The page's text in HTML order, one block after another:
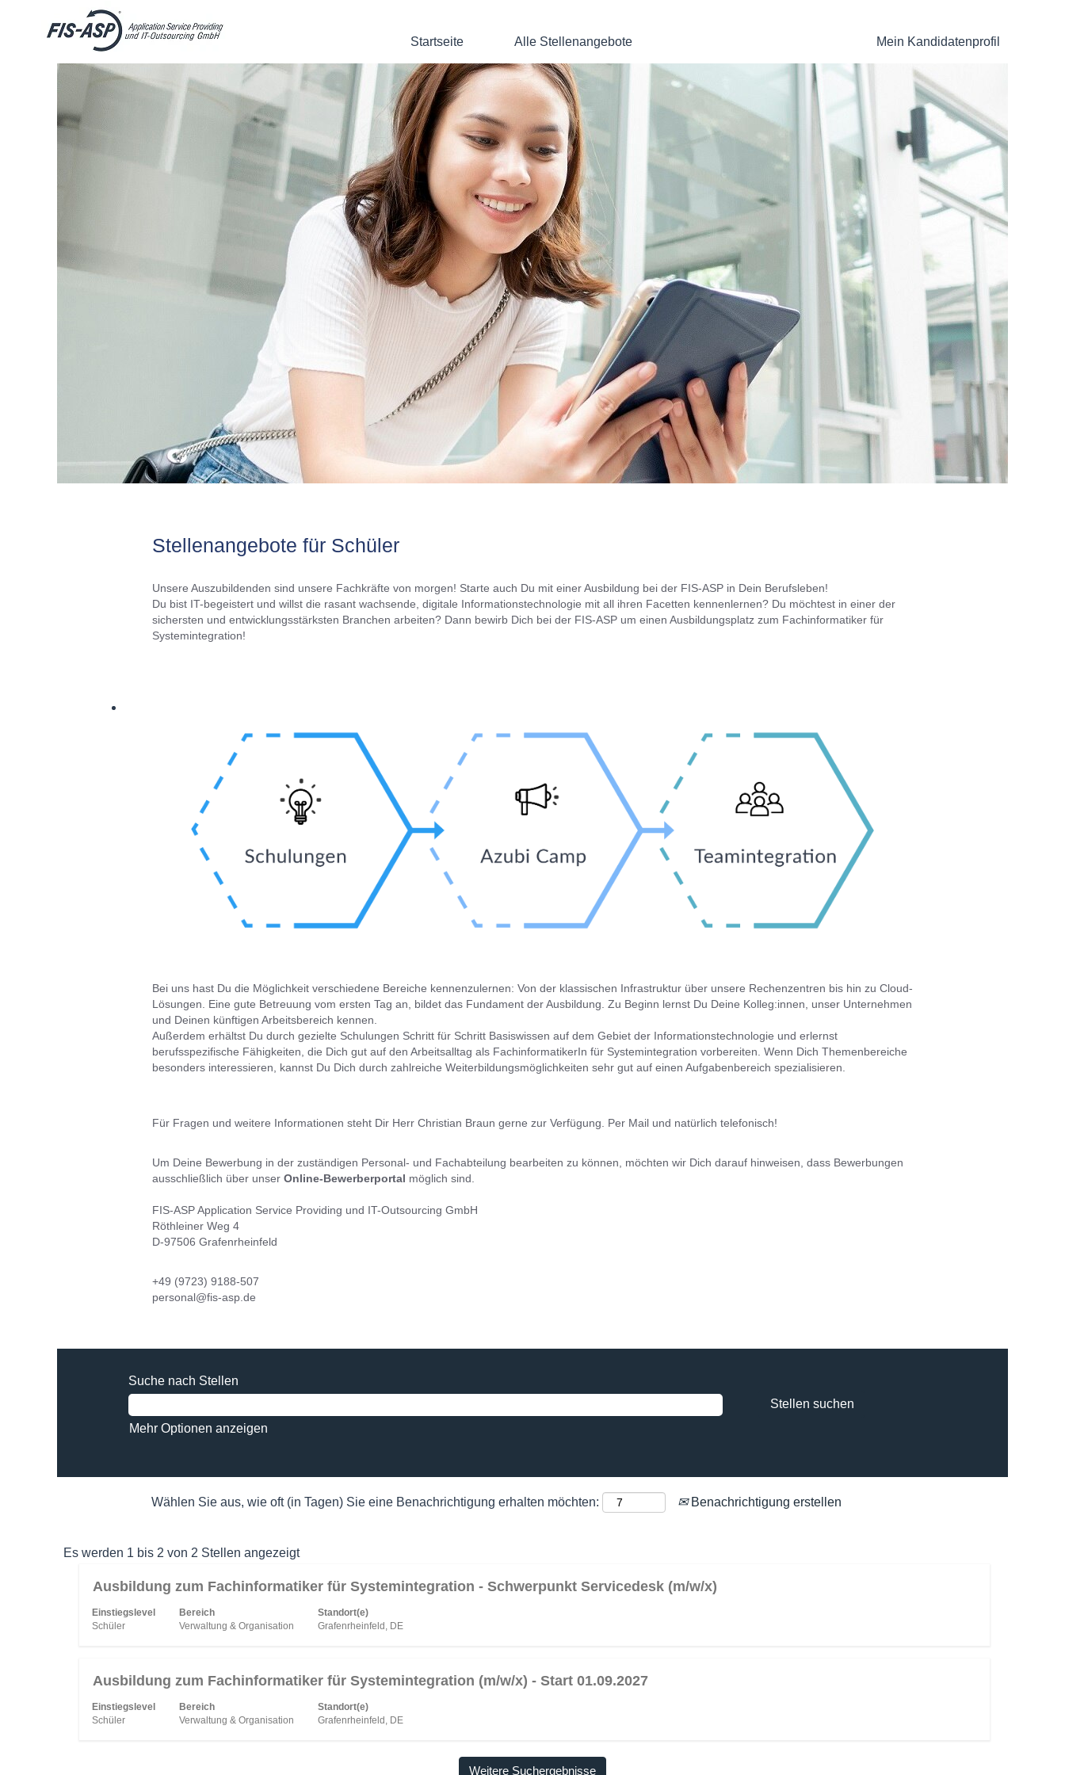
Startseite Alle Stellenangebote Mein Kandidatenprofil
Schüler
&
Auszubildende
Stellenangebote für Schüler
Unsere Auszubildenden sind unsere Fachkräfte von morgen! Starte auch Du mit einer Ausbildung bei der FIS-ASP in Dein Berufsleben!
Du bist IT-begeistert und willst die rasant wachsende, digitale Informationstechnologie mit all ihren Facetten kennenlernen? Du möchtest in einer der
sichersten und entwicklungsstärksten Branchen arbeiten? Dann bewirb Dich bei der FIS-ASP um einen Ausbildungsplatz zum Fachinformatiker für
Systemintegration!
Bei uns hast Du die Möglichkeit verschiedene Bereiche kennenzulernen: Von der klassischen Infrastruktur über unsere Rechenzentren bis hin zu Cloud-
Lösungen. Eine gute Betreuung vom ersten Tag an, bildet das Fundament der Ausbildung. Zu Beginn lernst Du Deine Kolleg:innen, unser Unternehmen
und Deinen künftigen Arbeitsbereich kennen.
Außerdem erhältst Du durch gezielte Schulungen Schritt für Schritt Basiswissen auf dem Gebiet der Informationstechnologie und erlernst
berufsspezifische Fähigkeiten, die Dich gut auf den Arbeitsalltag als FachinformatikerIn für Systemintegration vorbereiten. Wenn Dich Themenbereiche
besonders interessieren, kannst Du Dich durch zahlreiche Weiterbildungsmöglichkeiten sehr gut auf einen Aufgabenbereich spezialisieren.
Für Fragen und weitere Informationen steht Dir Herr Christian Braun gerne zur Verfügung. Per Mail und natürlich telefonisch!
Um Deine Bewerbung in der zuständigen Personal- und Fachabteilung bearbeiten zu können, möchten wir Dich darauf hinweisen, dass Bewerbungen
ausschließlich über unser Online-Bewerberportal möglich sind.
FIS-ASP Application Service Providing und IT-Outsourcing GmbH
Röthleiner Weg 4
D-97506 Grafenrheinfeld
+49 (9723) 9188-507
personal@fis-asp.de
Suche nach Stellen
Mehr Optionen anzeigen
Wählen Sie aus, wie oft (in Tagen) Sie eine Benachrichtigung erhalten möchten: Benachrichtigung erstellen
Es werden 1 bis 2 von 2 Stellen angezeigtSuchergebnisse
"".
werden
2
Stellen
Stellenbezeichnung
Ausbildung zum Fachinformatiker für Systemintegration - Schwerpunkt Servicedesk (m/w/x)
Einstiegslevel
Schüler
Bereich
Verwaltung & Organisation
Standort(e)
Grafenrheinfeld, DE
Drücken
die
Stelleninformationen
vollständig
anzuzeigen.
Stellenbezeichnung
Ausbildung zum Fachinformatiker für Systemintegration (m/w/x) - Start 01.09.2027
Einstiegslevel
Schüler
Bereich
Verwaltung & Organisation
Standort(e)
Grafenrheinfeld, DE
Drücken
die
Weitere Suchergebnisse